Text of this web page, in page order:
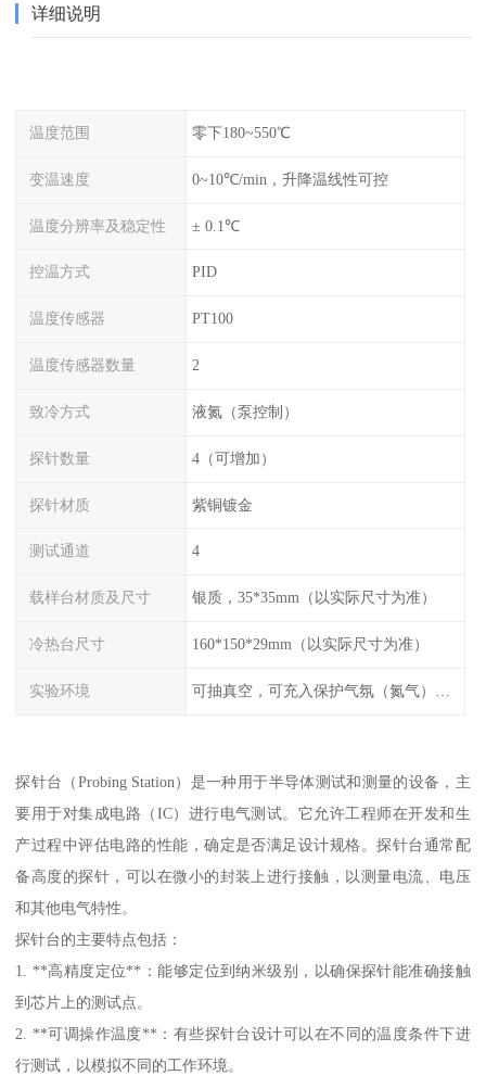
详细说明
温度范围 零下180~550℃
变温速度 0~10℃/min，升降温线性可控
温度分辨率及稳定性 ± 0.1℃
控温方式 PID
温度传感器 PT100
温度传感器数量 2
致冷方式 液氮（泵控制）
探针数量 4（可增加）
探针材质 紫铜镀金
测试通道 4
载样台材质及尺寸 银质，35*35mm（以实际尺寸为准）
冷热台尺寸 160*150*29mm（以实际尺寸为准）
实验环境
探针台（Probing Station）是一种用于半导体测试和测量的设备，主
要用于对集成电路（IC）进行电气测试。它允许工程师在开发和生
产过程中评估电路的性能，确定是否满足设计规格。探针台通常配
备高度的探针，可以在微小的封装上进行接触，以测量电流、电压
和其他电气特性。
探针台的主要特点包括：
1. **高精度定位**：能够定位到纳米级别，以确保探针能准确接触
到芯片上的测试点。
2. **可调操作温度**：有些探针台设计可以在不同的温度条件下进
行测试，以模拟不同的工作环境。